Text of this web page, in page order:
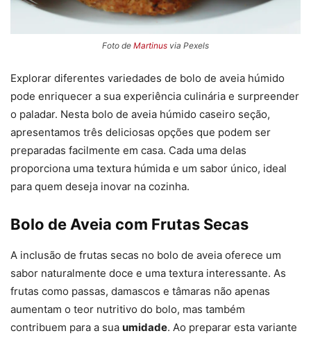
Foto de Martinus via Pexels
Explorar diferentes variedades de bolo de aveia húmido
pode enriquecer a sua experiência culinária e surpreender
o paladar. Nesta bolo de aveia húmido caseiro seção,
apresentamos três deliciosas opções que podem ser
preparadas facilmente em casa. Cada uma delas
proporciona uma textura húmida e um sabor único, ideal
para quem deseja inovar na cozinha.
Bolo de Aveia com Frutas Secas
A inclusão de frutas secas no bolo de aveia oferece um
sabor naturalmente doce e uma textura interessante. As
frutas como passas, damascos e tâmaras não apenas
aumentam o teor nutritivo do bolo, mas também
contribuem para a sua umidade. Ao preparar esta variante